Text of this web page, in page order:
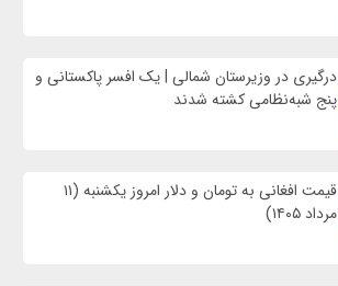
درگیری در وزیرستان شمالی | یک افسر پاکستانی و
پنج شبه‌نظامی کشته شدند
قیمت افغانی به تومان و دلار امروز یکشنبه (۱۱
مرداد ۱۴۰۵)